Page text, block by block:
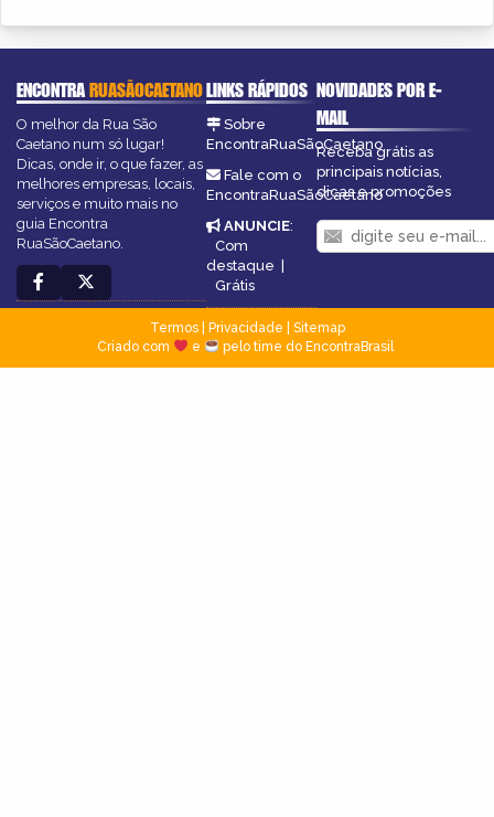
ENCONTRARUASÃOCAETANO
O melhor da Rua São
Caetano num só lugar!
Dicas, onde ir, o que fazer, as
melhores empresas, locais,
serviços e muito mais no
guia Encontra
RuaSãoCaetano.
LINKS RÁPIDOS
Sobre
EncontraRuaSãoCaetano
Fale com o
EncontraRuaSãoCaetano
ANUNCIE:
Com
destaque |
Grátis
NOVIDADES POR E-
MAIL
Receba grátis as
principais notícias,
dicas e promoções
Termos| Privacidade
Sitemap
Criado com
e pelo time do EncontraBrasil